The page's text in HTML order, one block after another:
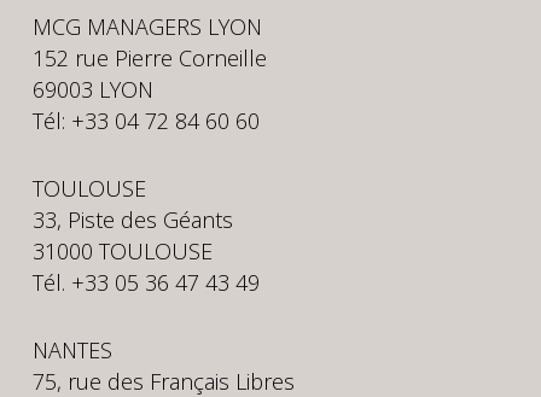
MCG MANAGERS LYON
152 rue Pierre Corneille
69003 LYON
Tél: +33 04 72 84 60 60
TOULOUSE
33, Piste des Géants
31000 TOULOUSE
Tél. +33 05 36 47 43 49
NANTES
75, rue des Français Libres